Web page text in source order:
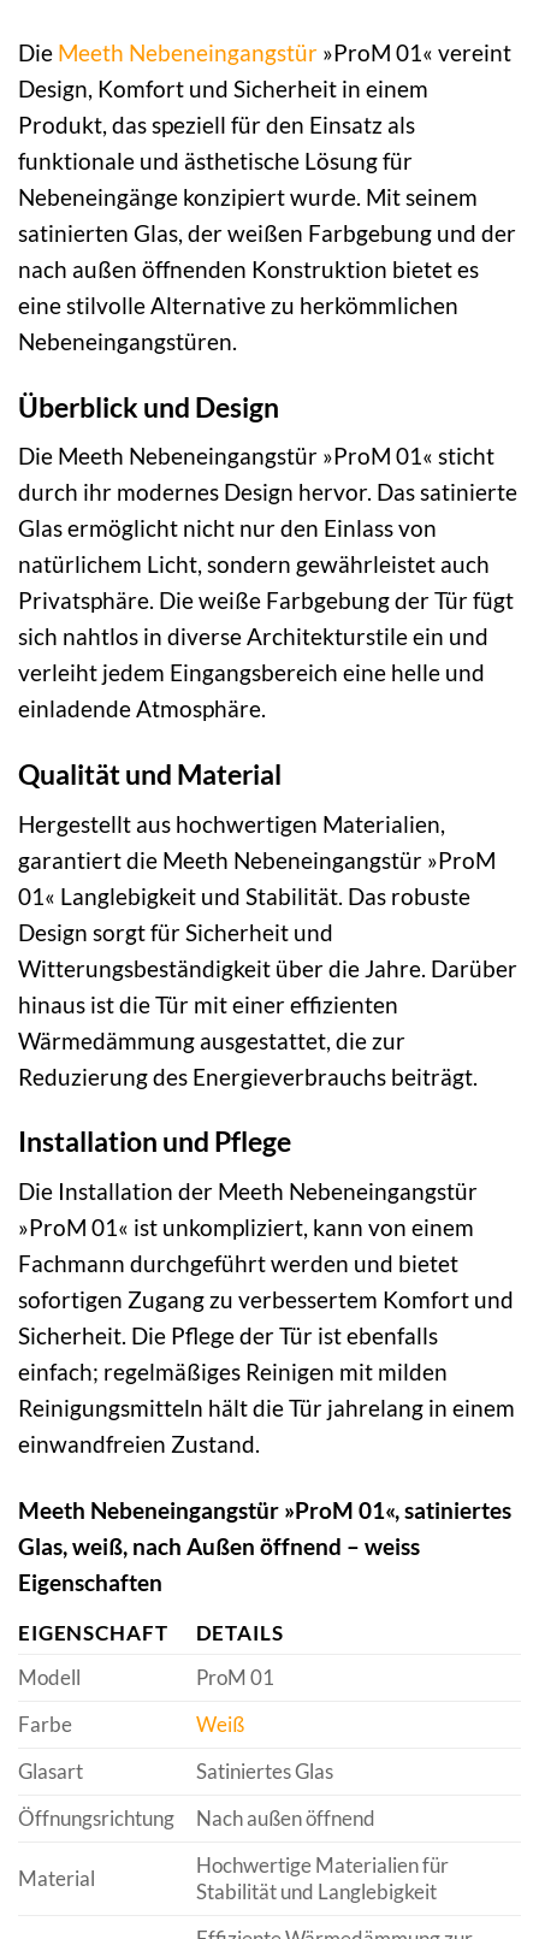
Die Meeth Nebeneingangstür »ProM 01« vereint
Design, Komfort und Sicherheit in einem
Produkt, das speziell für den Einsatz als
funktionale und ästhetische Lösung für
Nebeneingänge konzipiert wurde. Mit seinem
satinierten Glas, der weißen Farbgebung und der
nach außen öffnenden Konstruktion bietet es
eine stilvolle Alternative zu herkömmlichen
Nebeneingangstüren.
Überblick und Design
Die Meeth Nebeneingangstür »ProM 01« sticht
durch ihr modernes Design hervor. Das satinierte
Glas ermöglicht nicht nur den Einlass von
natürlichem Licht, sondern gewährleistet auch
Privatsphäre. Die weiße Farbgebung der Tür fügt
sich nahtlos in diverse Architekturstile ein und
verleiht jedem Eingangsbereich eine helle und
einladende Atmosphäre.
Qualität und Material
Hergestellt aus hochwertigen Materialien,
garantiert die Meeth Nebeneingangstür »ProM
01« Langlebigkeit und Stabilität. Das robuste
Design sorgt für Sicherheit und
Witterungsbeständigkeit über die Jahre. Darüber
hinaus ist die Tür mit einer effizienten
Wärmedämmung ausgestattet, die zur
Reduzierung des Energieverbrauchs beiträgt.
Installation und Pflege
Die Installation der Meeth Nebeneingangstür
»ProM 01« ist unkompliziert, kann von einem
Fachmann durchgeführt werden und bietet
sofortigen Zugang zu verbessertem Komfort und
Sicherheit. Die Pflege der Tür ist ebenfalls
einfach; regelmäßiges Reinigen mit milden
Reinigungsmitteln hält die Tür jahrelang in einem
einwandfreien Zustand.
Meeth Nebeneingangstür »ProM 01«, satiniertes
Glas, weiß, nach Außen öffnend – weiss
Eigenschaften
EIGENSCHAFT
DETAILS
Modell
ProM 01
Farbe
Weiß
Glasart
Satiniertes Glas
Öffnungsrichtung
Nach außen öffnend
Material
Hochwertige Materialien für
Stabilität und Langlebigkeit